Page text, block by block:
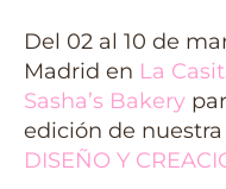
Del 02 al 10 de
Madrid en La
Sasha’s Bakery
edición de nuestra
DISEÑO Y